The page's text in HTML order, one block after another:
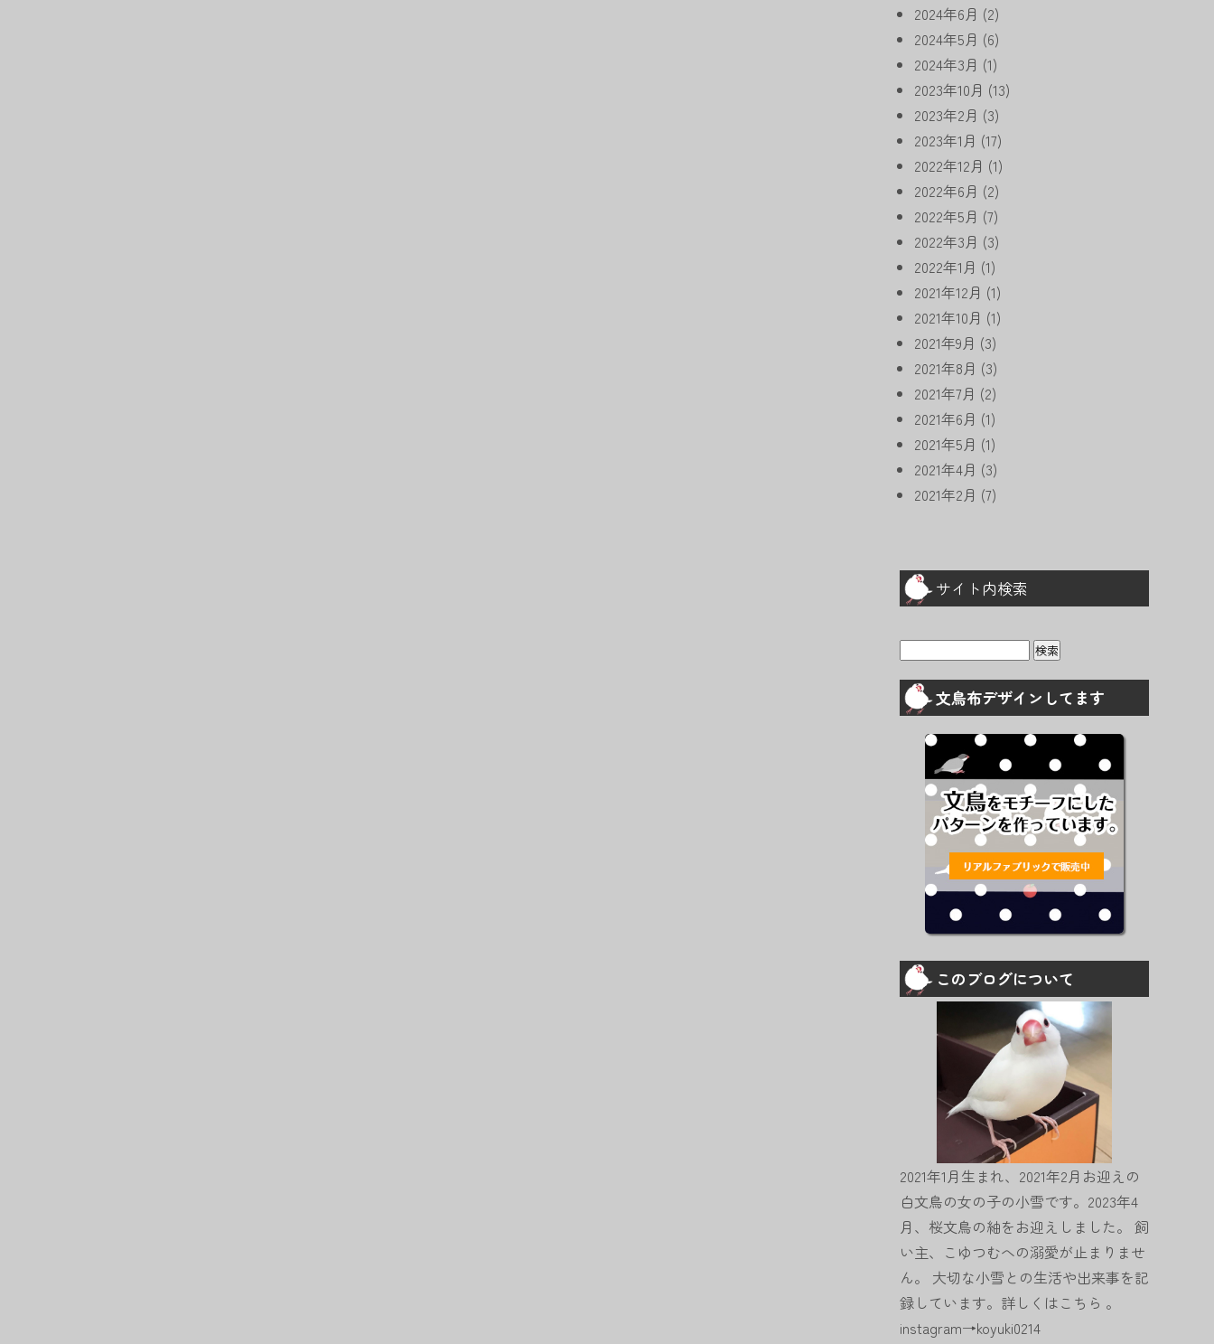
2024年6月 (2)
2024年5月 (6)
2024年3月 (1)
2023年10月 (13)
2023年2月 (3)
2023年1月 (17)
2022年12月 (1)
2022年6月 (2)
2022年5月 (7)
2022年3月 (3)
2022年1月 (1)
2021年12月 (1)
2021年10月 (1)
2021年9月 (3)
2021年8月 (3)
2021年7月 (2)
2021年6月 (1)
2021年5月 (1)
2021年4月 (3)
2021年2月 (7)
サイト内検索
検
文鳥布デザインしてます
このブログについて
2021年1月生まれ、2021年2月お迎えの
白文鳥の女の子の小雪です。2023年4
月、桜文鳥の紬をお迎えしました。 飼
い主、こゆつむへの溺愛が止まりませ
ん。 大切な小雪との生活や出来事を記
録しています。詳しくはこちら 。
instagram→koyuki0214